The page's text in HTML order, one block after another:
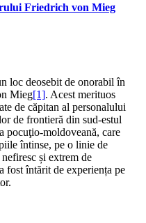
Friedrich von Mieg
loc deosebit de onorabil în
Mieg[1]. Acest merituos
de căpitan al personalului
de frontieră din sud-estul
pocuţio-moldoveană, care
întinse, pe o linie de
și extrem de
fost întărit de experiența pe